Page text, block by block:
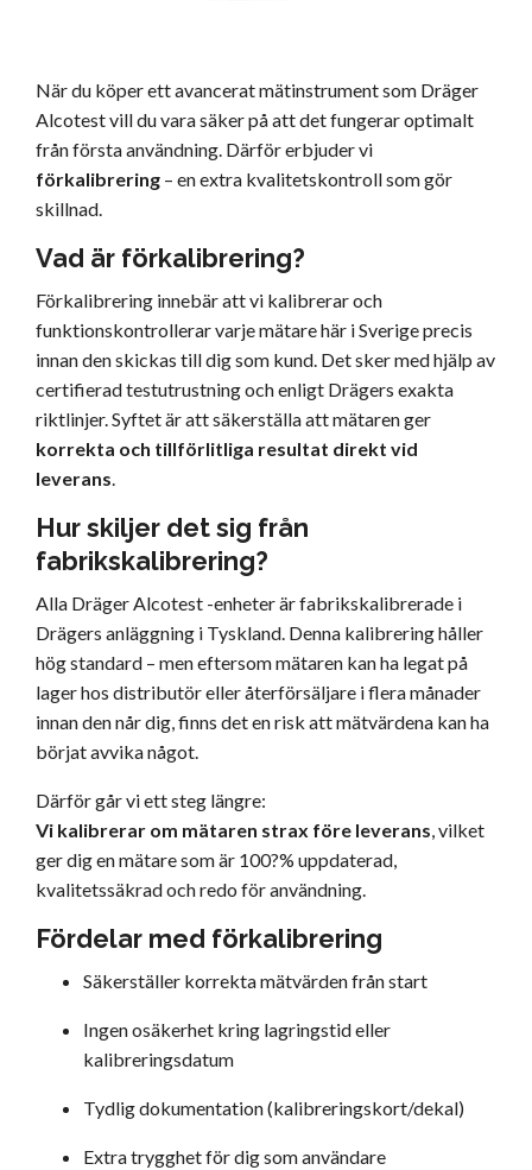
När du köper ett avancerat mätinstrument som Dräger
Alcotest vill du vara säker på att det fungerar optimalt
från första användning. Därför erbjuder vi
förkalibrering – en extra kvalitetskontroll som gör
skillnad.
Vad är förkalibrering?
Förkalibrering innebär att vi kalibrerar och
funktionskontrollerar varje mätare här i Sverige precis
innan den skickas till dig som kund. Det sker med hjälp av
certifierad testutrustning och enligt Drägers exakta
riktlinjer. Syftet är att säkerställa att mätaren ger
korrekta och tillförlitliga resultat direkt vid
leverans.
Hur skiljer det sig från
fabrikskalibrering?
Alla Dräger Alcotest -enheter är fabrikskalibrerade i
Drägers anläggning i Tyskland. Denna kalibrering håller
hög standard – men eftersom mätaren kan ha legat på
lager hos distributör eller återförsäljare i flera månader
innan den når dig, finns det en risk att mätvärdena kan ha
börjat avvika något.
Därför går vi ett steg längre:
Vi kalibrerar om mätaren strax före leverans, vilket
ger dig en mätare som är 100?% uppdaterad,
kvalitetssäkrad och redo för användning.
Fördelar med förkalibrering
Säkerställer korrekta mätvärden från start
Ingen osäkerhet kring lagringstid eller
kalibreringsdatum
Tydlig dokumentation (kalibreringskort/dekal)
Extra trygghet för dig som användare